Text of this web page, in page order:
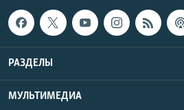
РАЗДЕЛЫ
МУЛЬТИМЕДИА